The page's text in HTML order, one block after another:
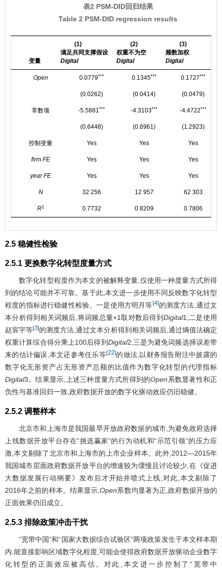
表2 PSM-DID回归结果
Table 2 PSM-DID regression results
变量
(1)
满足共同支撑假设
Digital
(2)
权重不为空
Digital
(3)
频数加权
Digital
Open 0.0779*** 0.1345*** 0.1727***
(0.0262) (0.0414) (0.0479)
常数项 -5.5881*** -4.3103*** -4.4722***
(0.6448) (0.6961) (1.2923)
控制变量 Yes Yes Yes
firm FE Yes Yes Yes
year FE Yes Yes Yes
N 32 256 12 957 62 303
R2 0.7732 0.8209 0.7806
2.5 稳健性检验
2.5.1 更换数字化转型度量方式
数字化转型程度作为本文的被解释变量,仅使用一种度量方式所得
到的结论可能并不可靠。基于此,本文进一步使用不同反映数字化转型
程度的指标进行稳健性检验。一是使用方明月等[4]的测度方法,通过文
本分析得到相关词频后,将词频总量+1取对数后得到Digital1;二是使用
赵宸宇等[3]的测度方法,通过文本分析得到相关词频后,通过熵值法确定
权重计算综合得分乘上100后得到Digital2;三是为避免词频选择误差带
来的估计偏误,本文还参考任乐等[22]的做法,以财务报告附注中披露的
数字化无形资产占无形资产总额的比值作为数字化转型的代理指标
Digital3。结果显示,上述三种度量方式所得到的Open系数显著性和正
负性与基准回归一致,政府数据开放的数字化驱动效应仍旧稳健。
2.5.2 调整样本
北京市和上海市是我国最早开放政府数据的城市,为避免政府选择
上线数据开放平台存在“挑选赢家”的行为动机和“示范引领”的压力应
激,本文剔除了北京市和上海市的上市企业样本。此外,2012—2015年
我国城市层面政府数据开放平台的增速较为缓慢且讨论较少,在《促进
大数据发展行动纲要》发布后才开始井喷式上线,对此,本文剔除了
2016年之前的样本。结果显示,Open系数均显著为正,政府数据开放的
正面效果仍旧成立。
2.5.3 排除政策冲击干扰
“宽带中国”和“国家大数据综合试验区”两项政策发生于本文样本期
内,能直接影响区域数字化程度,可能会使得政府数据开放驱动企业数字
化转型的正面效应被高估。对此,本文进一步控制了“宽带中